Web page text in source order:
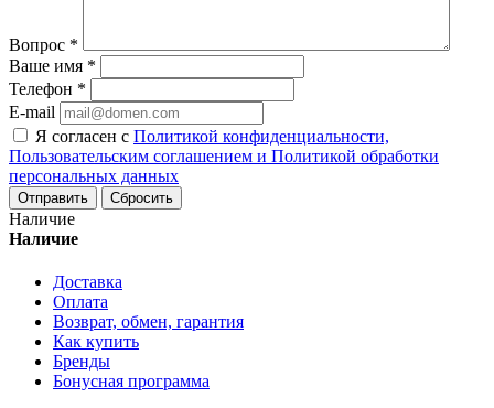
Вопрос *
Ваше имя *
Телефон *
E-mail
Я согласен с Политикой конфиденциальности,
Пользовательским соглашением и Политикой обработки
персональных данных
Сбросить
Наличие
Наличие
Доставка
Оплата
Возврат, обмен, гарантия
Как купить
Бренды
Бонусная программа